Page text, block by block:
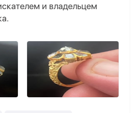
и владельцем